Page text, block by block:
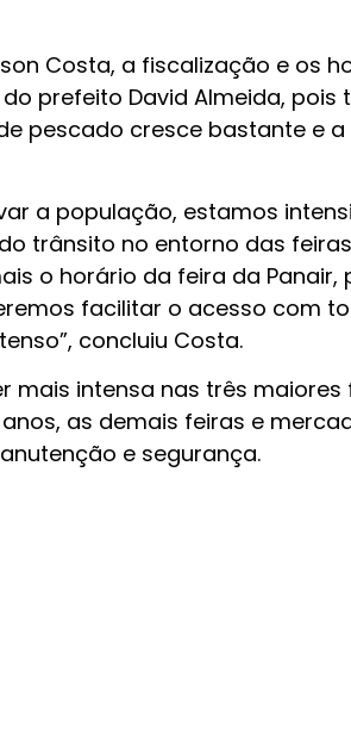
Costa, a fiscalização e os
prefeito David Almeida, pois
pescado cresce bastante e
a população, estamos
trânsito no entorno das feiras
o horário da feira da Panair,
facilitar o acesso com
concluiu Costa.
mais intensa nas três maiores
as demais feiras e
e segurança.